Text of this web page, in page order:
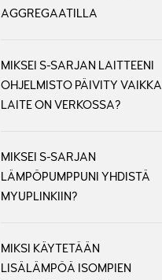
AGGREGAATILLA
MIKSEI S-SARJAN LAITTEENI
OHJELMISTO PÄIVITY VAIKKA
LAITE ON VERKOSSA?
MIKSEI S-SARJAN
LÄMPÖPUMPPUNI YHDISTÄ
MYUPLINKIIN?
MIKSI KÄYTETÄÄN
LISÄLÄMPÖÄ ISOMPIEN